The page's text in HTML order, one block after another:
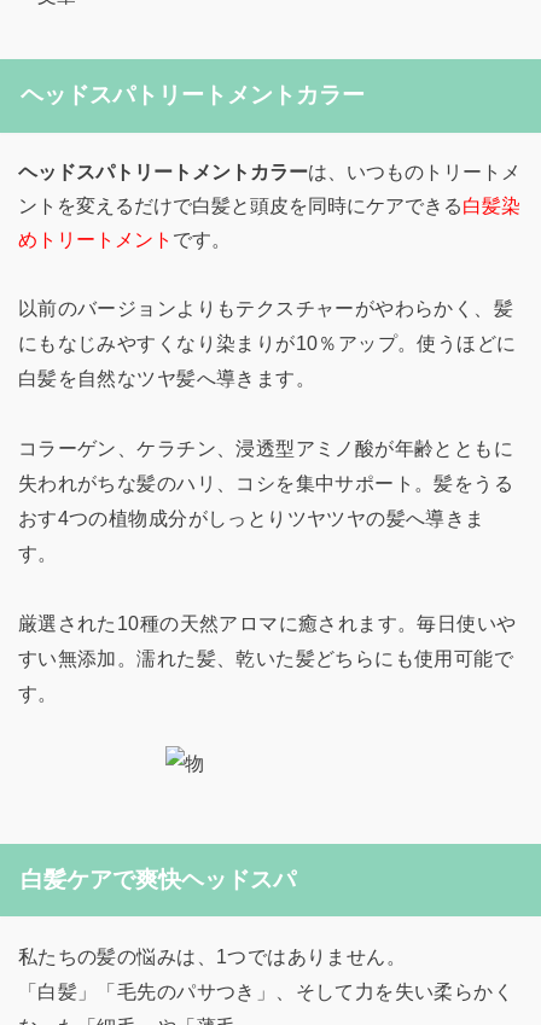
ヘッドスパトリートメントカラー
ヘッドスパトリートメントカラーは、いつものトリートメ
ントを変えるだけで白髪と頭皮を同時にケアできる白髪染
めトリートメント です。
以前のバージョンよりもテクスチャーがやわらかく、髪
にもなじみやすくなり染まりが10％アップ。使うほどに
白髪を自然なツヤ髪へ導きます。
コラーゲン、ケラチン、浸透型アミノ酸が年齢とともに
失われがちな髪のハリ、コシを集中サポート。髪をうる
おす4つの植物成分がしっとりツヤツヤの髪へ導きま
す。
厳選された10種の天然アロマに癒されます。毎日使いや
すい無添加。濡れた髪、乾いた髪どちらにも使用可能で
す。
白髪ケアで爽快ヘッドスパ
私たちの髪の悩みは、1つではありません。
「白髪」「毛先のパサつき」、そして力を失い柔らかく